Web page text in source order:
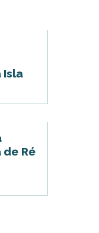
Isla
Ré